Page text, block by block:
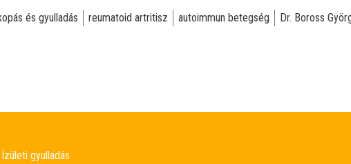
és gyulladás reumatoid artritisz autoimmun betegség Dr. Boross
Ízületi gyulladás